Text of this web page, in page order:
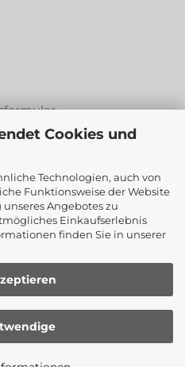
Cookies und
Technologien, auch von
Funktionsweise der Website
Angebotes zu
Einkaufserlebnis
finden Sie in unserer